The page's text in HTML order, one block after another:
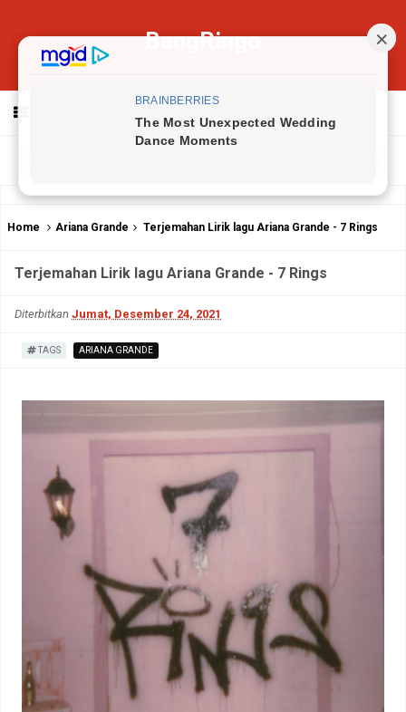
BangRingo
Home Ariana Grande Terjemahan Lirik lagu Ariana Grande - 7 Rings
Terjemahan Lirik lagu Ariana Grande - 7 Rings
Diterbitkan Jumat, Desember 24, 2021
TAGS ARIANA GRANDE